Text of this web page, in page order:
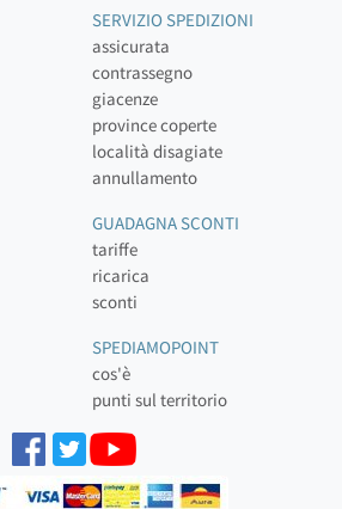
SERVIZIO SPEDIZIONI
assicurata
contrassegno
giacenze
province coperte
località disagiate
annullamento
GUADAGNA SCONTI
tariffe
ricarica
sconti
SPEDIAMOPOINT
cos'è
punti sul territorio